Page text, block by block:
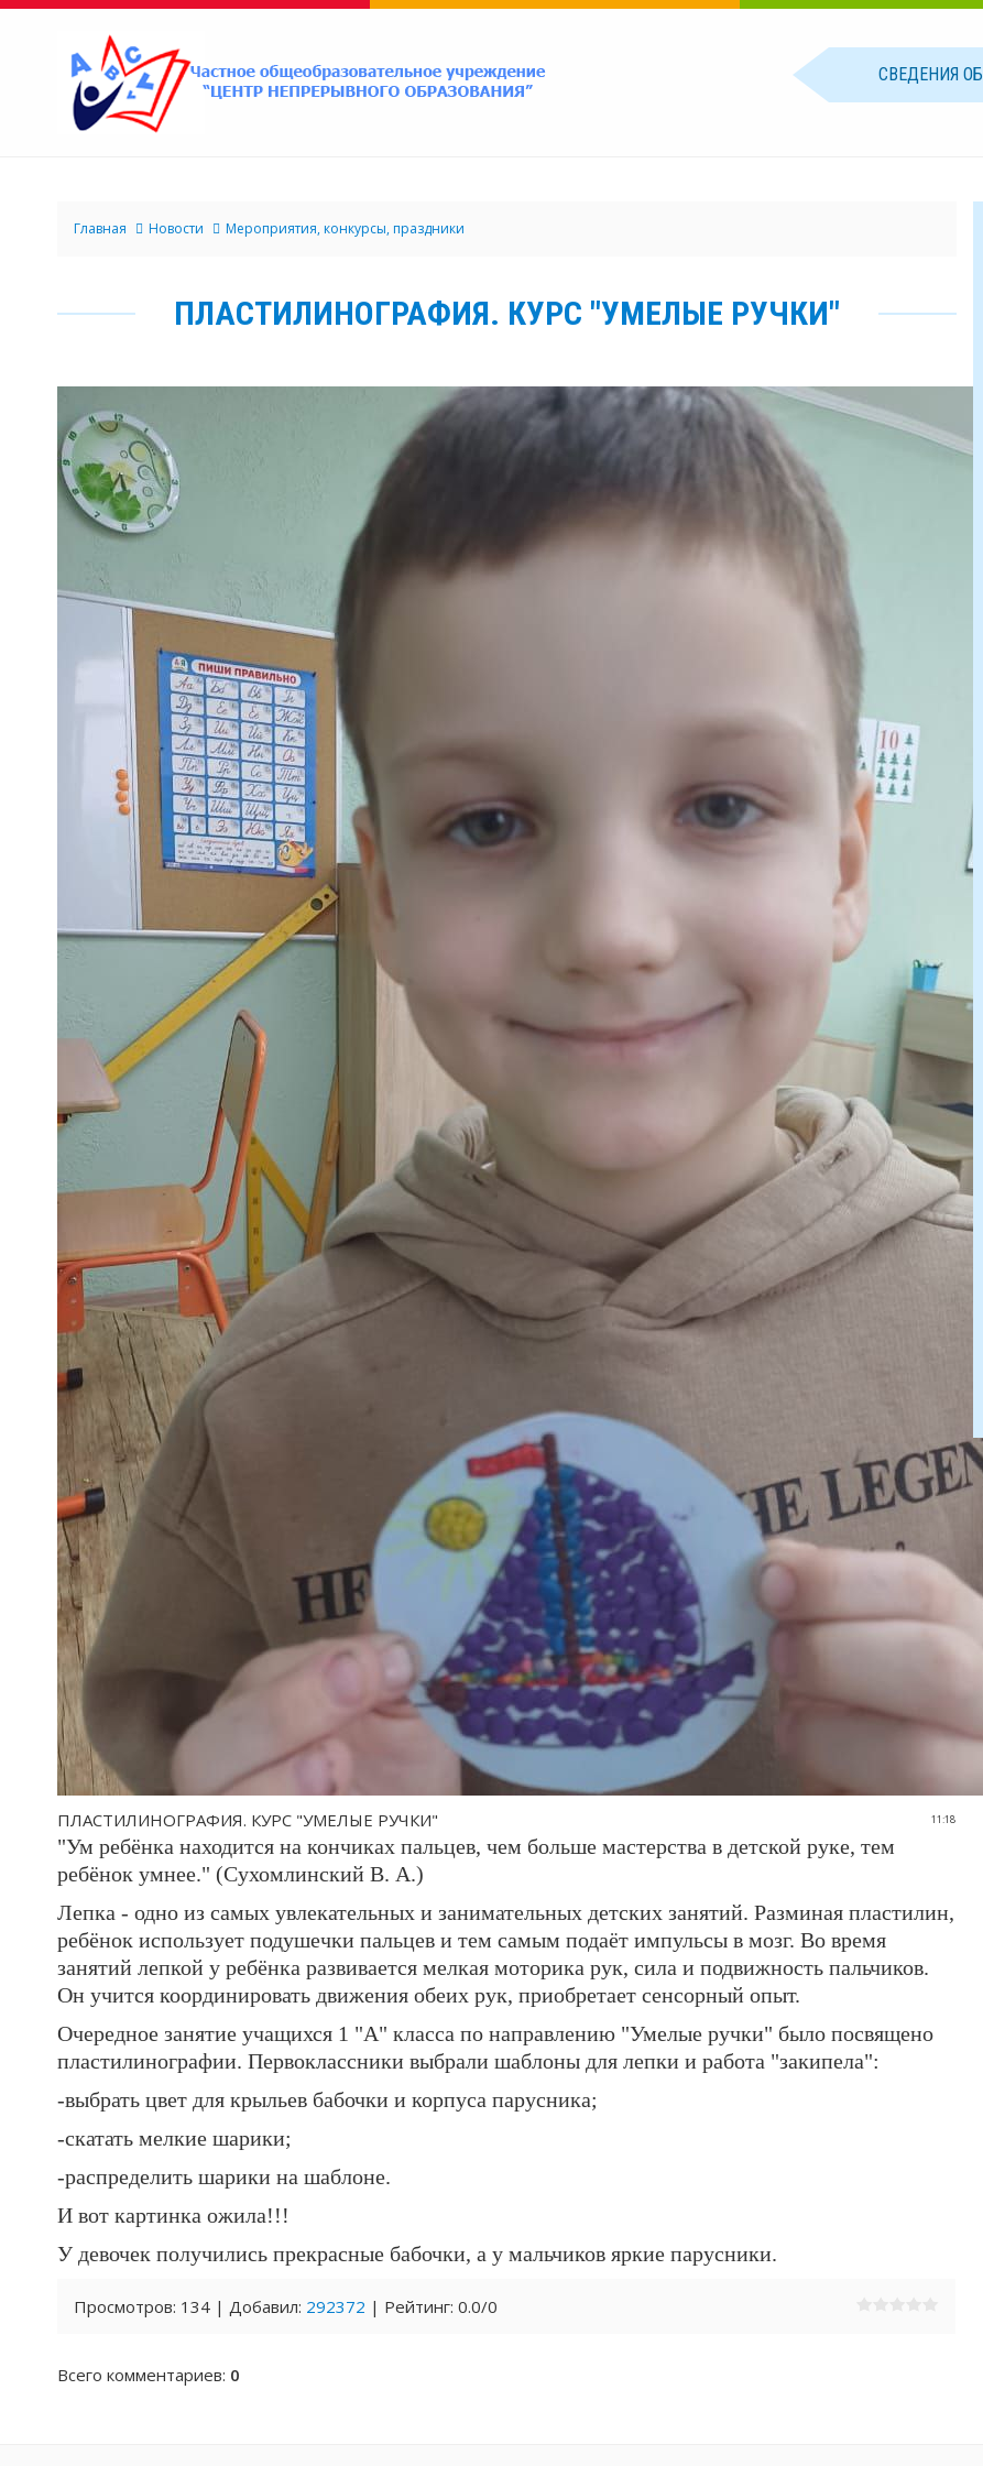
СВЕДЕНИЯ ОБ
Главная Новости Мероприятия, конкурсы, праздники
ПЛАСТИЛИНОГРАФИЯ. КУРС "УМЕЛЫЕ РУЧКИ"
11:18
ПЛАСТИЛИНОГРАФИЯ. КУРС "УМЕЛЫЕ РУЧКИ"
"Ум ребёнка находится на кончиках пальцев, чем больше мастерства в детской руке, тем
ребёнок умнее." (Сухомлинский В. А.)
Лепка - одно из самых увлекательных и занимательных детских занятий. Разминая пластилин,
ребёнок использует подушечки пальцев и тем самым подаёт импульсы в мозг. Во время
занятий лепкой у ребёнка развивается мелкая моторика рук, сила и подвижность пальчиков.
Он учится координировать движения обеих рук, приобретает сенсорный опыт.
Очередное занятие учащихся 1 "А" класса по направлению "Умелые ручки" было посвящено
пластилинографии. Первоклассники выбрали шаблоны для лепки и работа "закипела":
-выбрать цвет для крыльев бабочки и корпуса парусника;
-скатать мелкие шарики;
-распределить шарики на шаблоне.
И вот картинка ожила!!!
У девочек получились прекрасные бабочки, а у мальчиков яркие парусники.
Просмотров: 134 | Добавил: 292372 | Рейтинг: 0.0/0
Всего комментариев: 0